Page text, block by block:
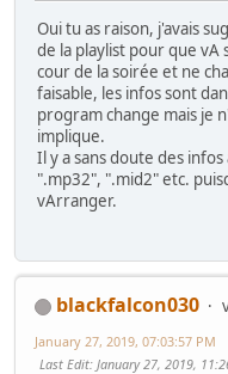
Oui tu as raison, j'avais
de la playlist pour que vA
cour de la soirée et ne
faisable, les infos sont
program change mais je
implique.
Il y a sans doute des
".mp32", ".mid2" etc.
vArranger.
blackfalcon030
January 27, 2019, 07:03:57 PM
Last Edit: January 27, 2019,